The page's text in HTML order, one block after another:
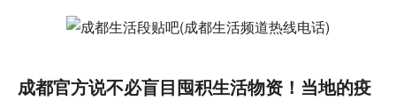
成都官方说不必盲目囤积生活物资！当地的疫